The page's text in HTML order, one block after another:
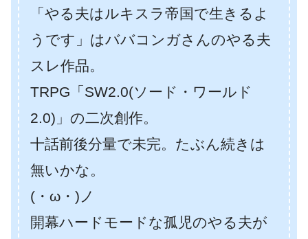
「やる夫はルキスラ帝国で生きるよ
うです」はババコンガさんのやる夫
スレ作品。
TRPG「SW2.0(ソード・ワールド
2.0)」の二次創作。
十話前後分量で未完。たぶん続きは
無いかな。
(・ω・)ノ
開幕ハードモードな孤児のやる夫が